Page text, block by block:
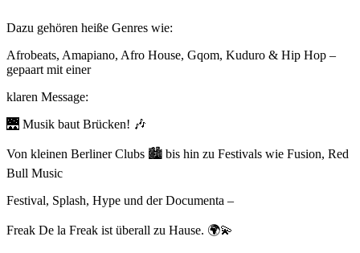
Dazu gehören heiße Genres wie:
Afrobeats, Amapiano, Afro House, Gqom, Kuduro & Hip Hop –
gepaart mit einer
klaren Message:
🌉 Musik baut Brücken! 🎶
Von kleinen Berliner Clubs 🏙 bis hin zu Festivals wie Fusion, Red
Bull Music
Festival, Splash, Hype und der Documenta –
Freak De la Freak ist überall zu Hause. 🌍💫